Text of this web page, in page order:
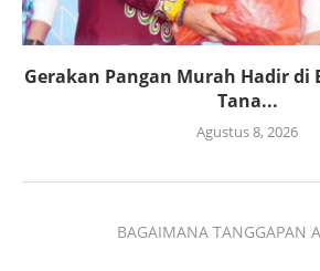
Gerakan Pangan Murah Hadir di
Tana...
Agustus 8, 2026
BAGAIMANA TANGGAPAN